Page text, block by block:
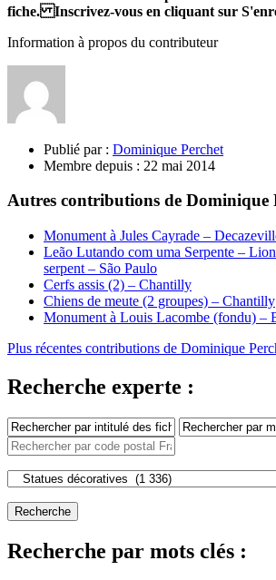
fiche. Inscrivez-vous en cliquant sur
Information à propos du contributeur
Publié par : Dominique Perchet
Membre depuis : 22 mai 2014
Autres contributions de Dominique
Monument à Jules Cayrade –
Leão Lutando com uma Serpente –
serpent – São Paulo
Cerfs assis (2) – Chantilly
Chiens de meute (2 groupes) – Chantilly
Monument à Louis Lacombe (fondu) –
Plus récentes contributions de Dominique
Recherche experte :
Recherche par mots clés :